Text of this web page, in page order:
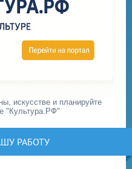
искусстве и планируйте
"Культура.РФ"
РАБОТУ